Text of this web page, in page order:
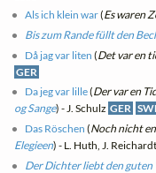
Als ich klein war(Es waren
Bis zum Rande füllt den
Då jag var liten (Det var en
GER
Da jeg var lille(Der var en
og Sange) - J. Schulz GER
Das Röschen (Noch nicht
Elegieen) - L. Huth, J. Reichardt
Der Dichter liebt den guten